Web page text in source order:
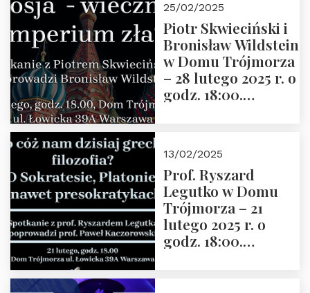
2025 r. godz. 17:30,
DAW ul. Miodowa
17/19
25/02/2025
Piotr Skwieciński i
Bronisław Wildstein
w Domu Trójmorza
– 28 lutego 2025 r. o
godz. 18:00.
13/02/2025
Prof. Ryszard
Legutko w Domu
Trójmorza – 21
lutego 2025 r. o
godz. 18:00.